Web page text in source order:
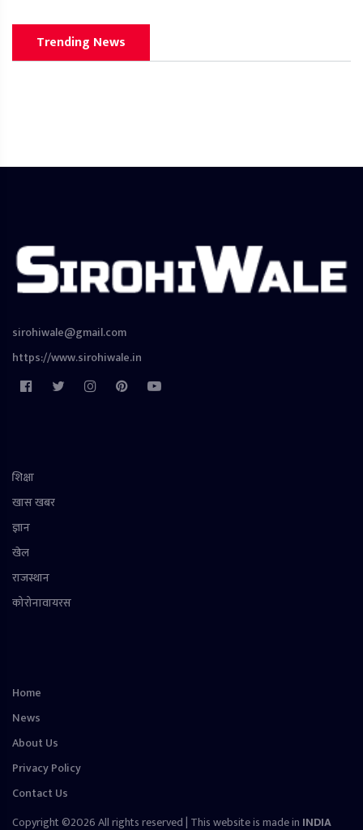
Trending News
sirohiwale@gmail.com
https://www.sirohiwale.in
शिक्षा
खास खबर
ज्ञान
खेल
राजस्थान
कोरोनावायरस
Home
News
About Us
Privacy Policy
Contact Us
Copyright ©2026 All rights reserved | This website is made in INDIA